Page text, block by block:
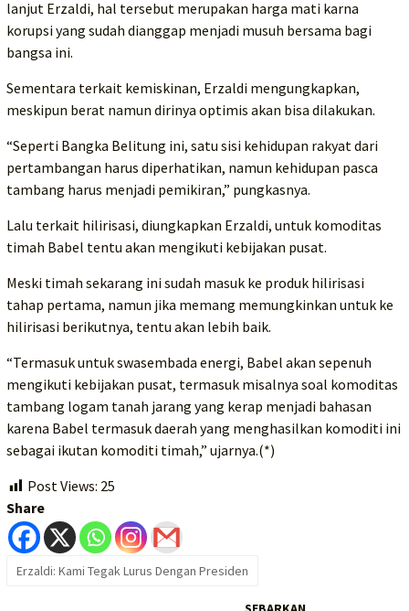
lanjut Erzaldi, hal tersebut merupakan harga mati karna
korupsi yang sudah dianggap menjadi musuh bersama bagi
bangsa ini.
Sementara terkait kemiskinan, Erzaldi mengungkapkan,
meskipun berat namun dirinya optimis akan bisa dilakukan.
“Seperti Bangka Belitung ini, satu sisi kehidupan rakyat dari
pertambangan harus diperhatikan, namun kehidupan pasca
tambang harus menjadi pemikiran,” pungkasnya.
Lalu terkait hilirisasi, diungkapkan Erzaldi, untuk komoditas
timah Babel tentu akan mengikuti kebijakan pusat.
Meski timah sekarang ini sudah masuk ke produk hilirisasi
tahap pertama, namun jika memang memungkinkan untuk ke
hilirisasi berikutnya, tentu akan lebih baik.
“Termasuk untuk swasembada energi, Babel akan sepenuh
mengikuti kebijakan pusat, termasuk misalnya soal komoditas
tambang logam tanah jarang yang kerap menjadi bahasan
karena Babel termasuk daerah yang menghasilkan komoditi ini
sebagai ikutan komoditi timah,” ujarnya.(*)
Post Views: 25
Share
Erzaldi: Kami Tegak Lurus Dengan Presiden